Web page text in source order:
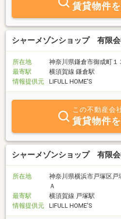
賃貸物件
シャーメゾンショップ 有限
所在地
神奈川県鎌倉市御成町１
最寄駅
横須賀線 鎌倉駅
情報提供元
LIFULL HOME'S
この不動産会
賃貸物件
シャーメゾンショップ 有限
所在地
神奈川県横浜市戸塚区
Ａ
最寄駅
横須賀線 戸塚駅
情報提供元
LIFULL HOME'S